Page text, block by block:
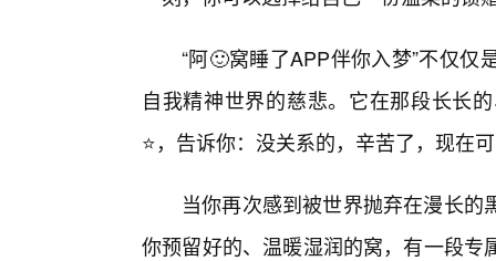
“阿🙂窝睡了APP伴你入梦”不仅
自我精神世界的慈悲。它在那段长长
⭐，告诉你：没关系的，辛苦了，现在
当你再次感到被世界抛弃在漫长
你预留好的、温暖湿润的窝，有一段